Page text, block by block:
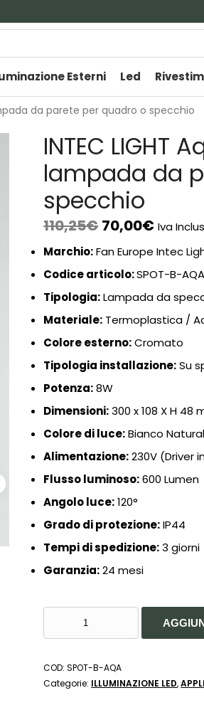
Esterni Led
da parete per quadro o specchio
INTEC LIGHT
lampada da
specchio
110,25€ 70,00€ Iva
Marchio:Fan Europe Intec
Codice articolo:SPOT-B-AQA
Tipologia:Lampada da
Materiale: Termoplastica /
Colore esterno:Cromato
Tipologia installazione:Su
Potenza:8W
Dimensioni:300 x 108 X H 48
Colore di luce:Bianco
Alimentazione:230V (Driver
Flusso luminoso:600 Lumen
Angolo luce:120°
Grado di protezione:IP44
Tempi di spedizione:3 giorni
Garanzia:24 mesi
APPLIQUE
LED
COD:SPOT-B-AQA
Categorie: ILLUMINAZIONE LED,